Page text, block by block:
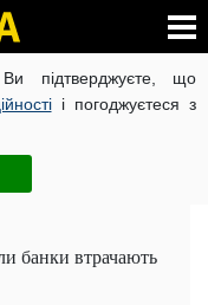
підтверджуєте, що
і погоджуєтеся з
КОРОНАВІРУС В УКРАЇНІ
ЧИТАТЬ НА РУССКОМ
спадкоємцям
банки втрачають